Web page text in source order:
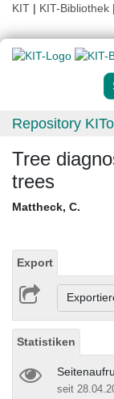
KIT | KIT-Bibliothek |
Repository
Tree
trees
Mattheck, C.
Export
Statistiken
seit